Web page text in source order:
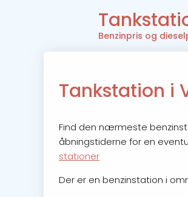
Benzinpris og
Tankstation i
Find den nærmeste
åbningstiderne for en
stationer
Der er en benzinstation i